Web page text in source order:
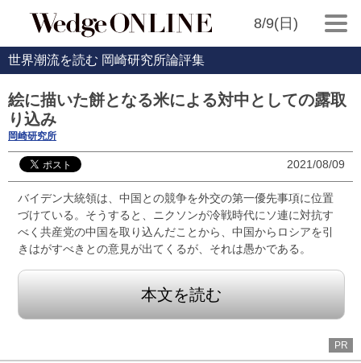
8/9(日)
世界潮流を読む 岡崎研究所論評集
絵に描いた餅となる米による対中としての露取
り込み
岡崎研究所
2021/08/09
バイデン大統領は、中国との競争を外交の第一優先事項に位置
づけている。そうすると、ニクソンが冷戦時代にソ連に対抗す
べく共産党の中国を取り込んだことから、中国からロシアを引
きはがすべきとの意見が出てくるが、それは愚かである。
本文を読む
PR